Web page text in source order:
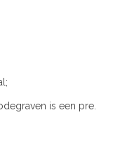
is een pre.